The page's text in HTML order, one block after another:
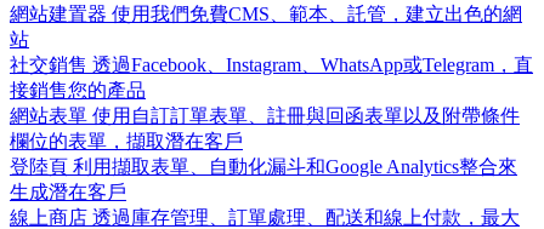
網站建置器 使用我們免費CMS、範本、託管，建立出色的網
站
社交銷售 透過Facebook、Instagram、WhatsApp或Telegram，直
接銷售您的產品
網站表單 使用自訂訂單表單、註冊與回函表單以及附帶條件
欄位的表單，擷取潛在客戶
登陸頁 利用擷取表單、自動化漏斗和Google Analytics整合來
生成潛在客戶
線上商店 透過庫存管理、訂單處理、配送和線上付款，最大